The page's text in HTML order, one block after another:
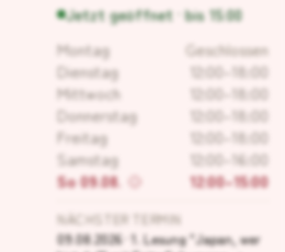
Jetzt geöffnet · bis 15:00
Montag
Geschlossen
Dienstag
12:00–18:00
Mittwoch
12:00–18:00
Donnerstag
12:00–18:00
Freitag
12:00–18:00
Samstag
12:00–16:00
So 09.08.
12:00–15:00
NÄCHSTER TERMIN
09.08.2026 · 1. Lesung "Japan, wer